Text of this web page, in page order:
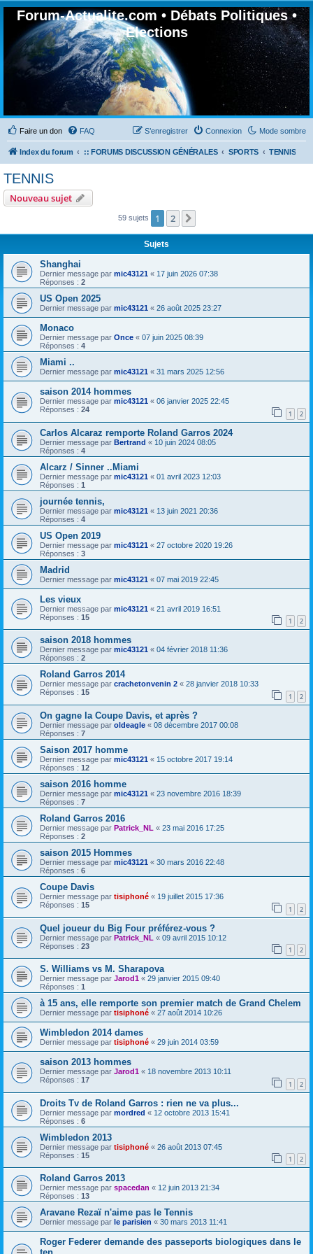
Forum-Actualite.com • Débats Politiques •
Elections
Faire un don Mode sombre
FAQ Connexion
S’enregistrer
Index du forum :: FORUMS DISCUSSION GÉNÉRALES SPORTS TENNIS
TENNIS
Nouveau sujet
59 sujets 1 2
Sujets
Shanghai
Dernier message par mic43121 « 17 juin 2026 07:38
Réponses : 2
US Open 2025
Dernier message par mic43121 « 26 août 2025 23:27
Monaco
Dernier message par Once « 07 juin 2025 08:39
Réponses : 4
Miami ..
Dernier message par mic43121 « 31 mars 2025 12:56
saison 2014 hommes
Dernier message par mic43121 « 06 janvier 2025 22:45
Réponses : 24 1 2
Carlos Alcaraz remporte Roland Garros 2024
Dernier message par Bertrand « 10 juin 2024 08:05
Réponses : 4
Alcarz / Sinner ..Miami
Dernier message par mic43121 « 01 avril 2023 12:03
Réponses : 1
journée tennis,
Dernier message par mic43121 « 13 juin 2021 20:36
Réponses : 4
US Open 2019
Dernier message par mic43121 « 27 octobre 2020 19:26
Réponses : 3
Madrid
Dernier message par mic43121 « 07 mai 2019 22:45
Les vieux
Dernier message par mic43121 « 21 avril 2019 16:51
Réponses : 15 1 2
saison 2018 hommes
Dernier message par mic43121 « 04 février 2018 11:36
Réponses : 2
Roland Garros 2014
Dernier message par crachetonvenin 2 « 28 janvier 2018 10:33
Réponses : 15 1 2
On gagne la Coupe Davis, et après ?
Dernier message par oldeagle « 08 décembre 2017 00:08
Réponses : 7
Saison 2017 homme
Dernier message par mic43121 « 15 octobre 2017 19:14
Réponses : 12
saison 2016 homme
Dernier message par mic43121 « 23 novembre 2016 18:39
Réponses : 7
Roland Garros 2016
Dernier message par Patrick_NL « 23 mai 2016 17:25
Réponses : 2
saison 2015 Hommes
Dernier message par mic43121 « 30 mars 2016 22:48
Réponses : 6
Coupe Davis
Dernier message par tisiphoné « 19 juillet 2015 17:36
Réponses : 15 1 2
Quel joueur du Big Four préférez-vous ?
Dernier message par Patrick_NL « 09 avril 2015 10:12
Réponses : 23 1 2
S. Williams vs M. Sharapova
Dernier message par Jarod1 « 29 janvier 2015 09:40
Réponses : 1
à 15 ans, elle remporte son premier match de Grand Chelem
Dernier message par tisiphoné « 27 août 2014 10:26
Wimbledon 2014 dames
Dernier message par tisiphoné « 29 juin 2014 03:59
saison 2013 hommes
Dernier message par Jarod1 « 18 novembre 2013 10:11
Réponses : 17 1 2
Droits Tv de Roland Garros : rien ne va plus...
Dernier message par mordred « 12 octobre 2013 15:41
Réponses : 6
Wimbledon 2013
Dernier message par tisiphoné « 26 août 2013 07:45
Réponses : 15 1 2
Roland Garros 2013
Dernier message par spacedan « 12 juin 2013 21:34
Réponses : 13
Aravane Rezaï n'aime pas le Tennis
Dernier message par le parisien « 30 mars 2013 11:41
Roger Federer demande des passeports biologiques dans le